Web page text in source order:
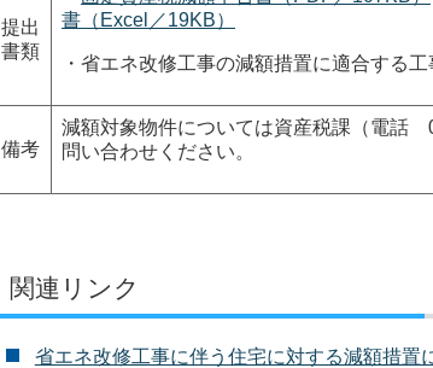
提出
書類
書（Excel／19KB）
・省エネ改修工事の減額措置に適合する
備考
減額対象物件については資産税課（電話
問い合わせください。
関連リンク
省エネ改修工事に伴う住宅に対する減額措置